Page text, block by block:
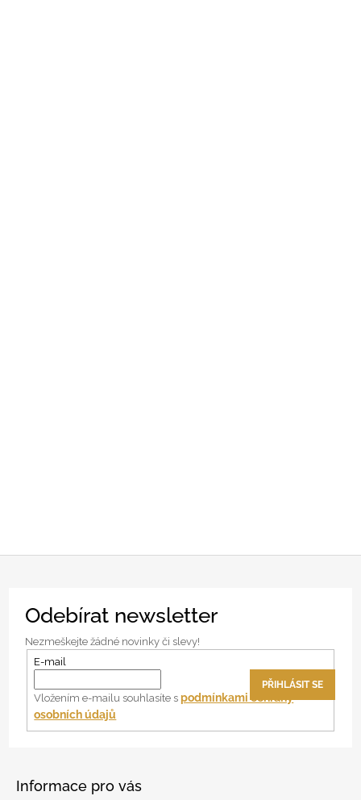
Informace pro vás
Odebírat newsletter
Nezmeškejte žádné novinky či slevy!
E-mail
Vložením e-mailu souhlasíte spodmínkami ochrany
osobních údajů
PŘIHLÁSIT SE